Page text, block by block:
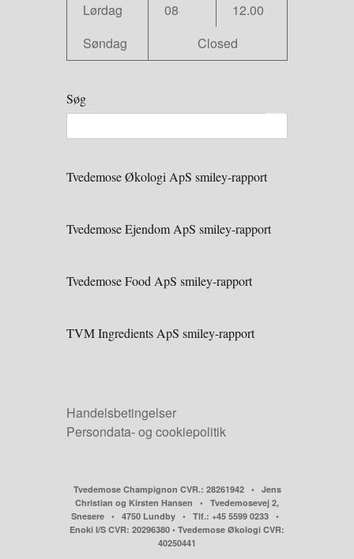
Lørdag
08
12.00
Søndag
Closed
Søg
Tvedemose Økologi ApS smiley-rapport
Tvedemose Ejendom ApS smiley-rapport
Tvedemose Food ApS smiley-rapport
TVM Ingredients ApS smiley-rapport
Handelsbetingelser
Persondata- og cookiepolitik
Tvedemose Champignon CVR.: 28261942 • Jens
Christian og Kirsten Hansen • Tvedemosevej 2,
Snesere • 4750 Lundby • Tlf.: +45 5599 0233 •
Enoki I/S CVR: 20296380 • Tvedemose Økologi CVR:
40250441